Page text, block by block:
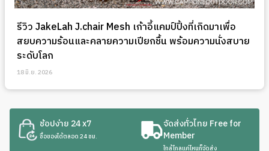
รีวิว JakeLah J.chair Mesh เก้าอี้แคมป์ปิ้งที่เกิดมาเพื่อ
สยบความร้อนและคลายความเปียกชื้น พร้อมความนั่งสบาย
ระดับโลก
18 มิ.ย. 2026
ช้อปง่าย 24 x7
ซื้อของได้ตลอด 24 ชม.
จัดส่งทั่วไทย Free for
Member
ใกล้ไกลแค่ไหนก็จัดส่ง